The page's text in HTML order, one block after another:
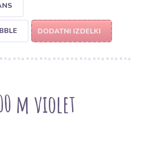
DODATNI IZDELKI
m violet